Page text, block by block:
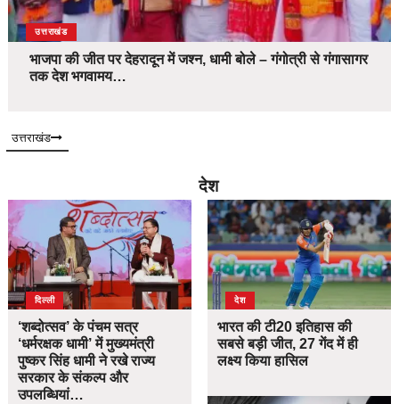
उत्तराखंड
भाजपा की जीत पर देहरादून में जश्न, धामी बोले – गंगोत्री से गंगासागर
तक देश भगवामय…
उत्तराखंड
देश
दिल्ली
‘शब्दोत्सव’ के पंचम सत्र
‘धर्मरक्षक धामी’ में मुख्यमंत्री
पुष्कर सिंह धामी ने रखे राज्य
सरकार के संकल्प और
उपलब्धियां…
देश
भारत की टी20 इतिहास की
सबसे बड़ी जीत, 27 गेंद में ही
लक्ष्य किया हासिल